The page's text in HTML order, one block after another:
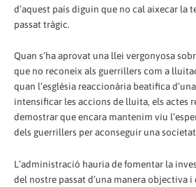
d’aquest país diguin que no cal aixecar la
passat tràgic.
Quan s’ha aprovat una llei vergonyosa
que no reconeix als guerrillers com a
quan l’església reaccionària beatifica
intensificar les accions de lluita, els actes
demostrar que encara mantenim viu
dels guerrillers per aconseguir una
L’administració hauria de fomentar la
del nostre passat d’una manera